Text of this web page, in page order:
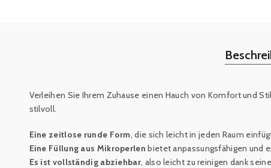
Verleihen Sie Ihrem Zuhause einen Hauch von Komfort und
stilvoll.
Eine zeitlose runde Form , die sich leicht in jeden Raum
Eine Füllung aus Mikroperlen bietet anpassungsfähigen und
Es ist vollständig abziehbar , also leicht zu reinigen dank